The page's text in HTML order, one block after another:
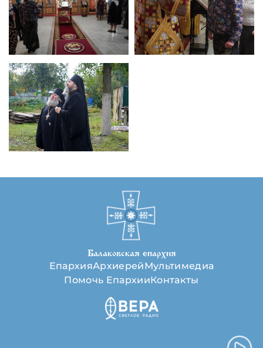
Балаковская епархия
ЕпархияАрхиерейМультимедиа
Помочь ЕпархииКонтакты